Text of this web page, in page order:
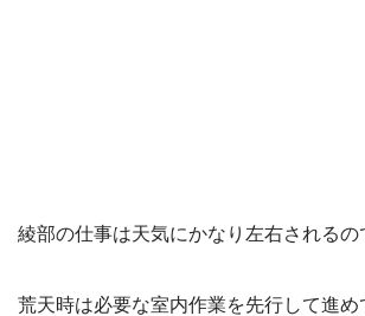
綾部の仕事は天気にかなり左右されるの
荒天時は必要な室内作業を先行して進め